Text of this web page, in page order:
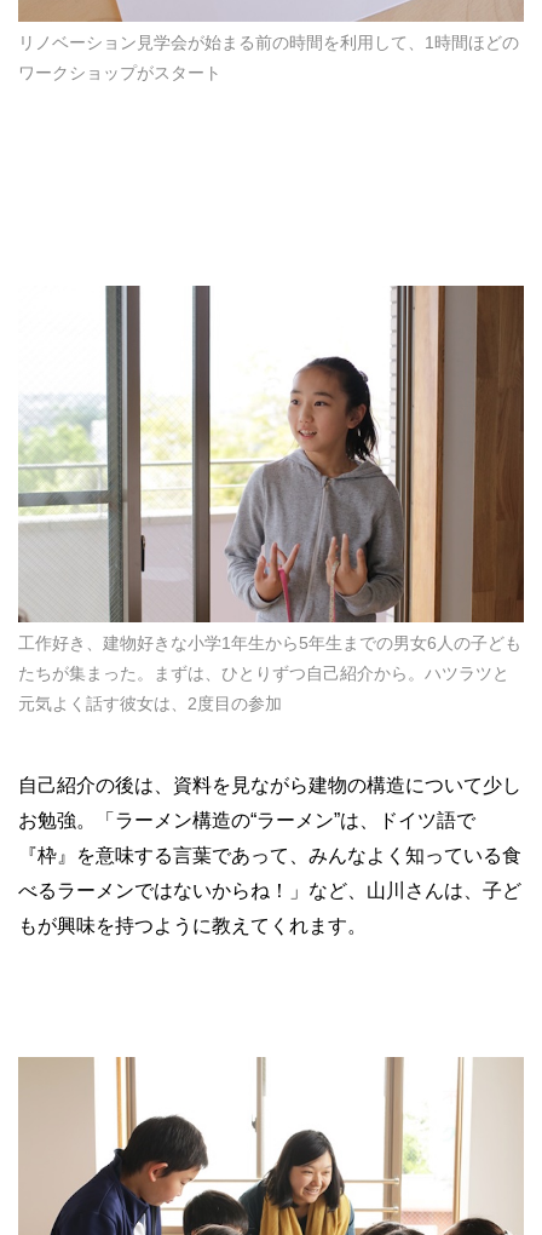
リノベーション見学会が始まる前の時間を利用して、1時間ほどの
ワークショップがスタート
工作好き、建物好きな小学1年生から5年生までの男女6人の子ども
たちが集まった。まずは、ひとりずつ自己紹介から。ハツラツと
元気よく話す彼女は、2度目の参加
自己紹介の後は、資料を見ながら建物の構造について少し
お勉強。「ラーメン構造の“ラーメン”は、ドイツ語で
『枠』を意味する言葉であって、みんなよく知っている食
べるラーメンではないからね！」など、山川さんは、子ど
もが興味を持つように教えてくれます。